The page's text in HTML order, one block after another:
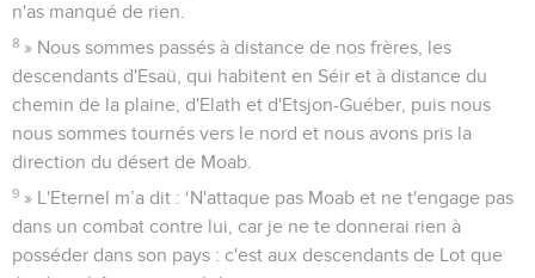
n'as manqué de rien.
8 » Nous sommes passés à distance de nos frères, les
descendants d'Esaü, qui habitent en Séir et à distance du
chemin de la plaine, d'Elath et d'Etsjon-Guéber, puis nous
nous sommes tournés vers le nord et nous avons pris la
direction du désert de Moab.
9 » L'Eternel m’a dit : ‘N'attaque pas Moab et ne t'engage pas
dans un combat contre lui, car je ne te donnerai rien à
posséder dans son pays : c'est aux descendants de Lot que